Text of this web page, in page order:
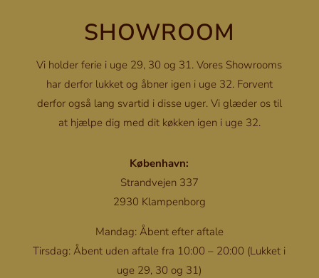
SHOWROOM
Vi holder ferie i uge 29, 30 og 31. Vores Showrooms
har derfor lukket og åbner igen i uge 32. Forvent
derfor også lang svartid i disse uger. Vi glæder os til
at hjælpe dig med dit køkken igen i uge 32.
København:
Strandvejen 337
2930 Klampenborg
Mandag: Åbent efter aftale
Tirsdag: Åbent uden aftale fra 10:00 – 20:00 (Lukket i
uge 29, 30 og 31)